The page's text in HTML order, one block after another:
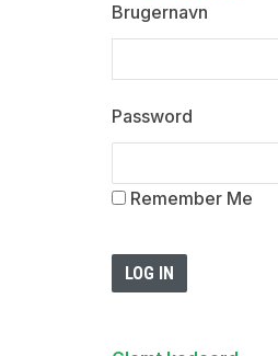
Brugernavn
Password
Remember Me